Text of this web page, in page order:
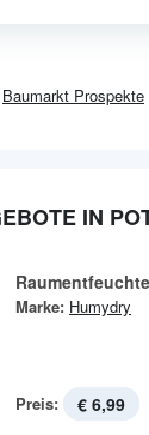
Baumarkt Prospekte
IN
Marke: Humydry
Preis: € 6,99